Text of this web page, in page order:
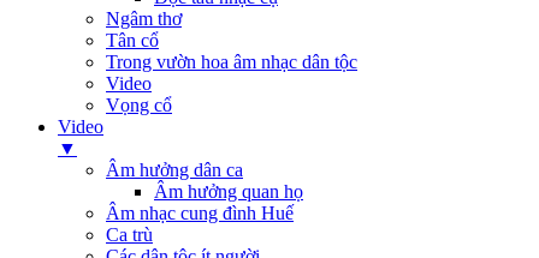
Ngâm thơ
Tân cổ
Trong vườn hoa âm nhạc dân tộc
Video
Vọng cổ
Video
▼
Âm hưởng dân ca
Âm hưởng quan họ
Âm nhạc cung đình Huế
Ca trù